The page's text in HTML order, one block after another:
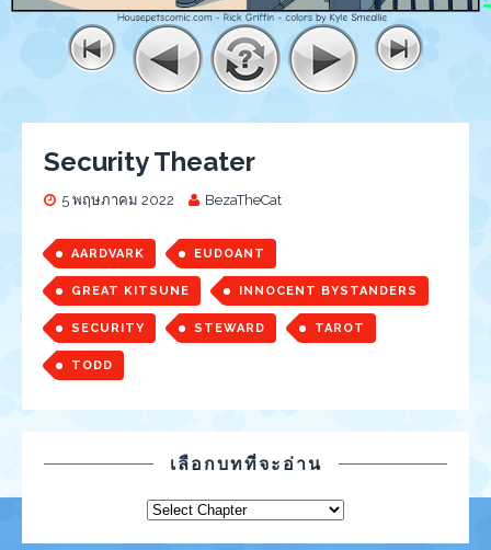
Security Theater
5 พฤษภาคม 2022 BezaTheCat
AARDVARK EUDOANT
GREAT KITSUNE INNOCENT BYSTANDERS
SECURITY STEWARD TAROT
TODD
เลือกบทที่จะอ่าน